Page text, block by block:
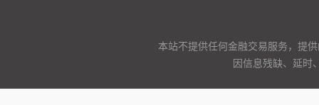
本站不提供任何金融交易服务，提
因信息残缺、延时